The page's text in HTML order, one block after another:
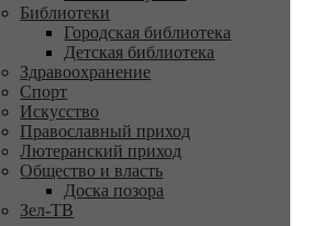
Библиотеки
Городская библиотека
Детская библиотека
Здравоохранение
Спорт
Искусство
Православный приход
Лютеранский приход
Общество и власть
Доска позора
Зел-ТВ